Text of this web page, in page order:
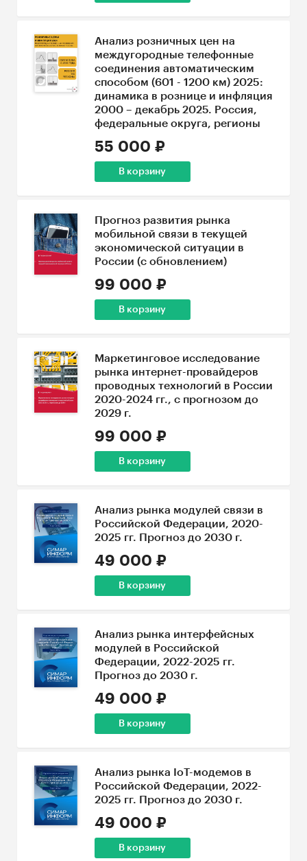
Анализ розничных цен на
междугородные телефонные
соединения автоматическим
способом (601 - 1200 км) 2025:
динамика в рознице и инфляция
2000 – декабрь 2025. Россия,
федеральные округа, регионы
55 000 ₽
В корзину
Прогноз развития рынка
мобильной связи в текущей
экономической ситуации в
России (с обновлением)
99 000 ₽
В корзину
Маркетинговое исследование
рынка интернет-провайдеров
проводных технологий в России
2020-2024 гг., с прогнозом до
2029 г.
99 000 ₽
В корзину
Анализ рынка модулей связи в
Российской Федерации, 2020-
2025 гг. Прогноз до 2030 г.
49 000 ₽
В корзину
Анализ рынка интерфейсных
модулей в Российской
Федерации, 2022-2025 гг.
Прогноз до 2030 г.
49 000 ₽
В корзину
Анализ рынка IoT-модемов в
Российской Федерации, 2022-
2025 гг. Прогноз до 2030 г.
49 000 ₽
В корзину